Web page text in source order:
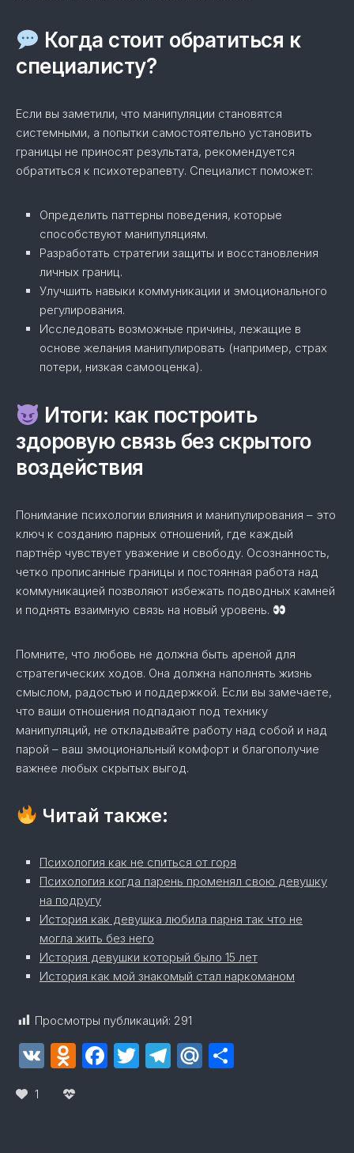
Когда стоит обратиться к
специалисту?
Если вы заметили, что манипуляции становятся
системными, а попытки самостоятельно установить
границы не приносят результата, рекомендуется
обратиться к психотерапевту. Специалист поможет:
Определить паттерны поведения, которые
способствуют манипуляциям.
Разработать стратегии защиты и восстановления
личных границ.
Улучшить навыки коммуникации и эмоционального
регулирования.
Исследовать возможные причины, лежащие в
основе желания манипулировать (например, страх
потери, низкая самооценка).
Итоги: как построить
здоровую связь без скрытого
воздействия
Понимание психологии влияния и манипулирования – это
ключ к созданию парных отношений, где каждый
партнёр чувствует уважение и свободу. Осознанность,
четко прописанные границы и постоянная работа над
коммуникацией позволяют избежать подводных камней
и поднять взаимную связь на новый уровень.
Помните, что любовь не должна быть ареной для
стратегических ходов. Она должна наполнять жизнь
смыслом, радостью и поддержкой. Если вы замечаете,
что ваши отношения подпадают под технику
манипуляций, не откладывайте работу над собой и над
парой – ваш эмоциональный комфорт и благополучие
важнее любых скрытых выгод.
Читай также:
Психология как не спиться от горя
Психология когда парень променял свою девушку
на подругу
История как девушка любила парня так что не
могла жить без него
История девушки который было 15 лет
История как мой знакомый стал наркоманом
Просмотры публикаций: 291
VK Odnoklassniki
Facebook
Twitter
Telegram
Mail.Ru
1